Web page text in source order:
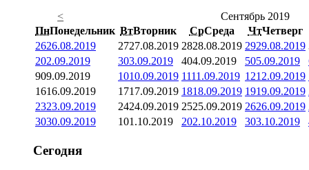
<
Сентябрь 2019
ПнПонедельник ВтВторник СрСреда ЧтЧетверг
2626.08.2019 2727.08.2019 2828.08.2019 2929.08.2019
202.09.2019 303.09.2019 404.09.2019 505.09.2019
909.09.2019 1010.09.2019 1111.09.2019 1212.09.2019
1616.09.2019 1717.09.2019 1818.09.2019 1919.09.2019
2323.09.2019 2424.09.2019 2525.09.2019 2626.09.2019
3030.09.2019 101.10.2019 202.10.2019 303.10.2019
Сегодня